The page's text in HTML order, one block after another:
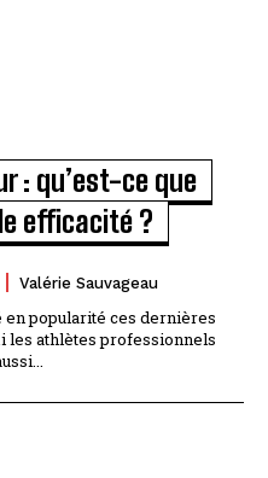
: qu’est-ce que
efficacité ?
Valérie Sauvageau
en popularité ces dernières
les athlètes professionnels